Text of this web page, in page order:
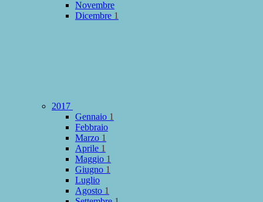
Novembre
Dicembre 1
2017
Gennaio 1
Febbraio
Marzo 1
Aprile 1
Maggio 1
Giugno 1
Luglio
Agosto 1